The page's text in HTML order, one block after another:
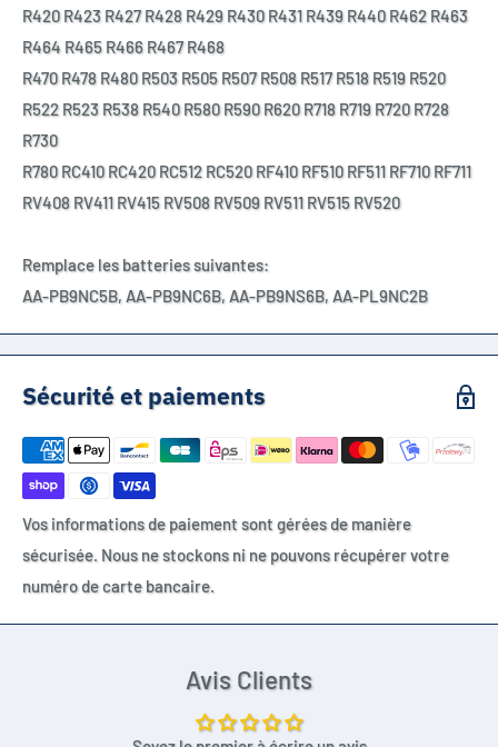
R420 R423 R427 R428 R429 R430 R431 R439 R440 R462 R463
R464 R465 R466 R467 R468
R470 R478 R480 R503 R505 R507 R508 R517 R518 R519 R520
R522 R523 R538 R540 R580 R590 R620 R718 R719 R720 R728
R730
R780 RC410 RC420 RC512 RC520 RF410 RF510 RF511 RF710 RF711
RV408 RV411 RV415 RV508 RV509 RV511 RV515 RV520
Remplace les batteries suivantes:
AA-PB9NC5B, AA-PB9NC6B, AA-PB9NS6B, AA-PL9NC2B
Sécurité et paiements
Vos informations de paiement sont gérées de manière
sécurisée. Nous ne stockons ni ne pouvons récupérer votre
numéro de carte bancaire.
Avis Clients